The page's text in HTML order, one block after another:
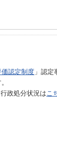
認定制度 」認
政処分状況はこ